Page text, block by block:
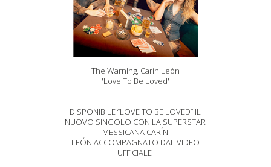
The Warning, Carín León
'Love To Be Loved'
DISPONIBILE “LOVE TO BE LOVED” IL
NUOVO SINGOLO CON LA SUPERSTAR
MESSICANA CARÍN
LEÓN ACCOMPAGNATO DAL VIDEO
UFFICIALE